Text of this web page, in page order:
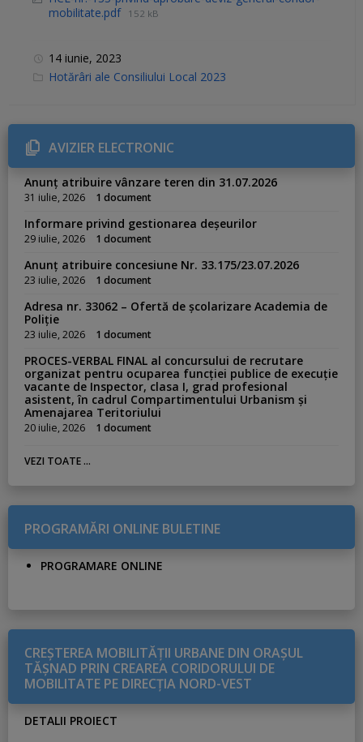
mobilitate.pdf 152 kB
14 iunie, 2023
C
r
i
e
s
Hotărâri ale Consiliului Local 2023
AVIZIER ELECTRONIC
Anunț atribuire vânzare teren din 31.07.2026
31 iulie, 2026 1 document
Informare privind gestionarea deșeurilor
29 iulie, 2026 1 document
Anunț atribuire concesiune Nr. 33.175/23.07.2026
23 iulie, 2026 1 document
Adresa nr. 33062 – Ofertă de școlarizare Academia de
Poliție
23 iulie, 2026 1 document
PROCES-VERBAL FINAL al concursului de recrutare
organizat pentru ocuparea funcției publice de execuție
vacante de Inspector, clasa I, grad profesional
asistent, în cadrul Compartimentului Urbanism și
Amenajarea Teritoriului
20 iulie, 2026 1 document
VEZI TOATE ...
PROGRAMĂRI ONLINE BULETINE
PROGRAMARE ONLINE
CREŞTEREA MOBILITĂŢII URBANE DIN ORAŞUL
TĂŞNAD PRIN CREAREA CORIDORULUI DE
MOBILITATE PE DIRECŢIA NORD-VEST
DETALII PROIECT